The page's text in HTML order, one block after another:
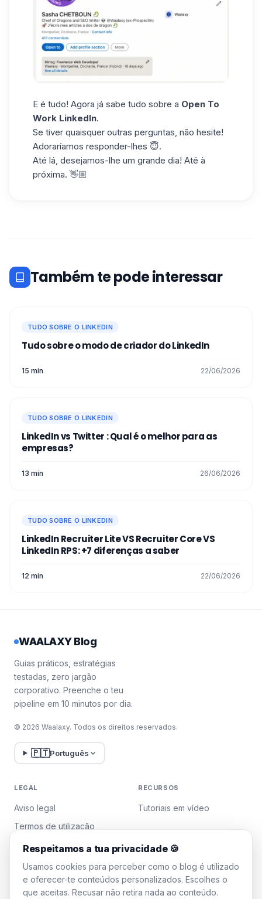
E é tudo! Agora já sabe tudo sobre a Open To
Work LinkedIn.
Se tiver quaisquer outras perguntas, não hesite!
Adoraríamos responder-lhes 😇.
Até lá, desejamos-lhe um grande dia! Até à
próxima. 👋🏼
Também te pode interessar
TUDO SOBRE O LINKEDIN
Tudo sobre o modo de criador do LinkedIn
15 min 22/06/2026
TUDO SOBRE O LINKEDIN
LinkedIn vs Twitter : Qual é o melhor para as
empresas?
13 min 26/06/2026
TUDO SOBRE O LINKEDIN
LinkedIn Recruiter Lite VS Recruiter Core VS
LinkedIn RPS: +7 diferenças a saber
12 min 22/06/2026
WAALAXY Blog
Guias práticos, estratégias
testadas, zero jargão
corporativo. Preenche o teu
pipeline em 10 minutos por dia.
© 2026 Waalaxy. Todos os direitos reservados.
🇵🇹Português
LEGAL
Aviso legal
Termos de utilização
Política de privacidade
Gerir cookies
RECURSOS
Tutoriais em vídeo
Respeitamos a tua privacidade 🍪
Usamos cookies para perceber como o blog é utilizado
e oferecer-te conteúdos personalizados. Escolhes o
que aceitas. Recusar não retira nada ao conteúdo.